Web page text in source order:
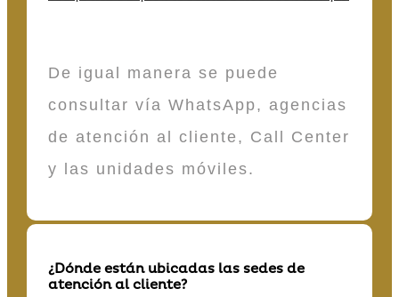
De igual manera se puede
consultar vía WhatsApp, agencias
de atención al cliente, Call Center
y las unidades móviles.
¿Dónde están ubicadas las sedes de
atención al cliente?